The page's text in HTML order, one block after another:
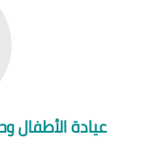
عيادة الأطفال